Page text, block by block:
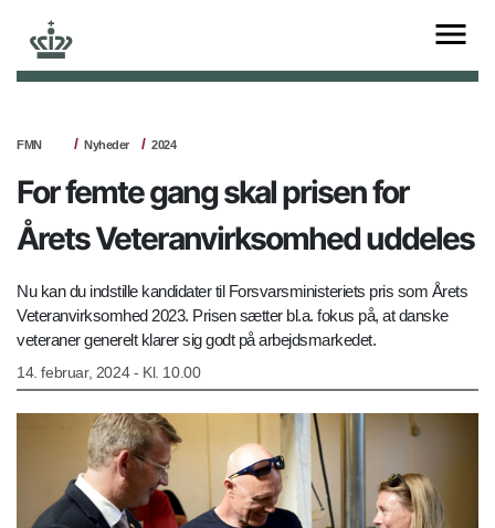
FMN Nyheder 2024
For femte gang skal prisen for
Årets Veteranvirksomhed uddeles
Nu kan du indstille kandidater til Forsvarsministeriets pris som Årets
Veteranvirksomhed 2023. Prisen sætter bl.a. fokus på, at danske
veteraner generelt klarer sig godt på arbejdsmarkedet.
14. februar, 2024 - Kl. 10.00